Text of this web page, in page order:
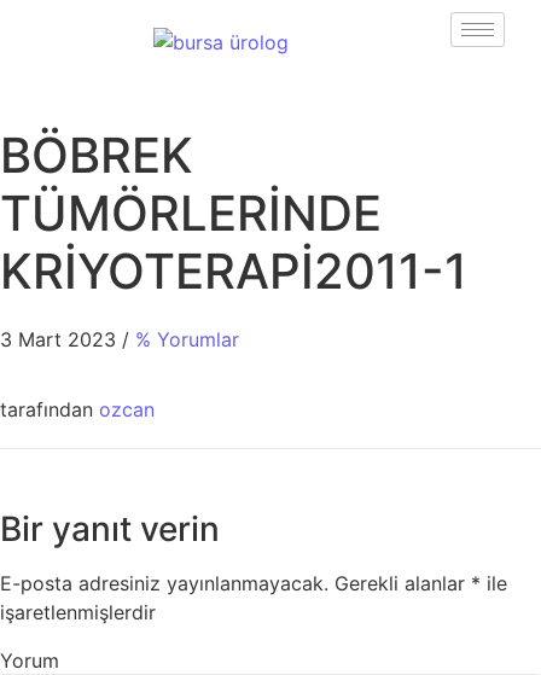
BÖBREK
TÜMÖRLERİNDE
KRİYOTERAPİ2011-1
3 Mart 2023 / % Yorumlar
tarafından ozcan
Bir yanıt verin
E-posta adresiniz yayınlanmayacak. Gerekli alanlar * ile
işaretlenmişlerdir
Yorum